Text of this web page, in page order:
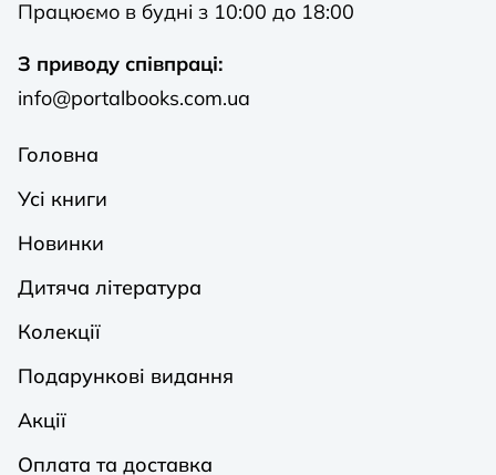
Працюємо в будні з 10:00 до 18:00
З приводу співпраці:
info@portalbooks.com.ua
Головна
Усі книги
Новинки
Дитяча література
Колекції
Подарункові видання
Акції
Оплата та доставка